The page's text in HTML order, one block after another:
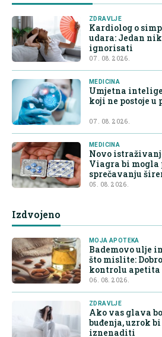
ZDRAVLJE
Kardiolog o
udara: Jedan
ignorisati
07. 08. 2026.
MEDICINA
Umjetna
koji ne postoje u
07. 08. 2026.
MEDICINA
Novo
Viagra bi mogla
sprečavanju
05. 08. 2026.
Izdvojeno
MOJA APOTEKA
Bademovo ulje
što mislite:
kontrolu apetita
06. 08. 2026.
ZDRAVLJE
Ako vas glava
buđenja, uzrok
iznenaditi